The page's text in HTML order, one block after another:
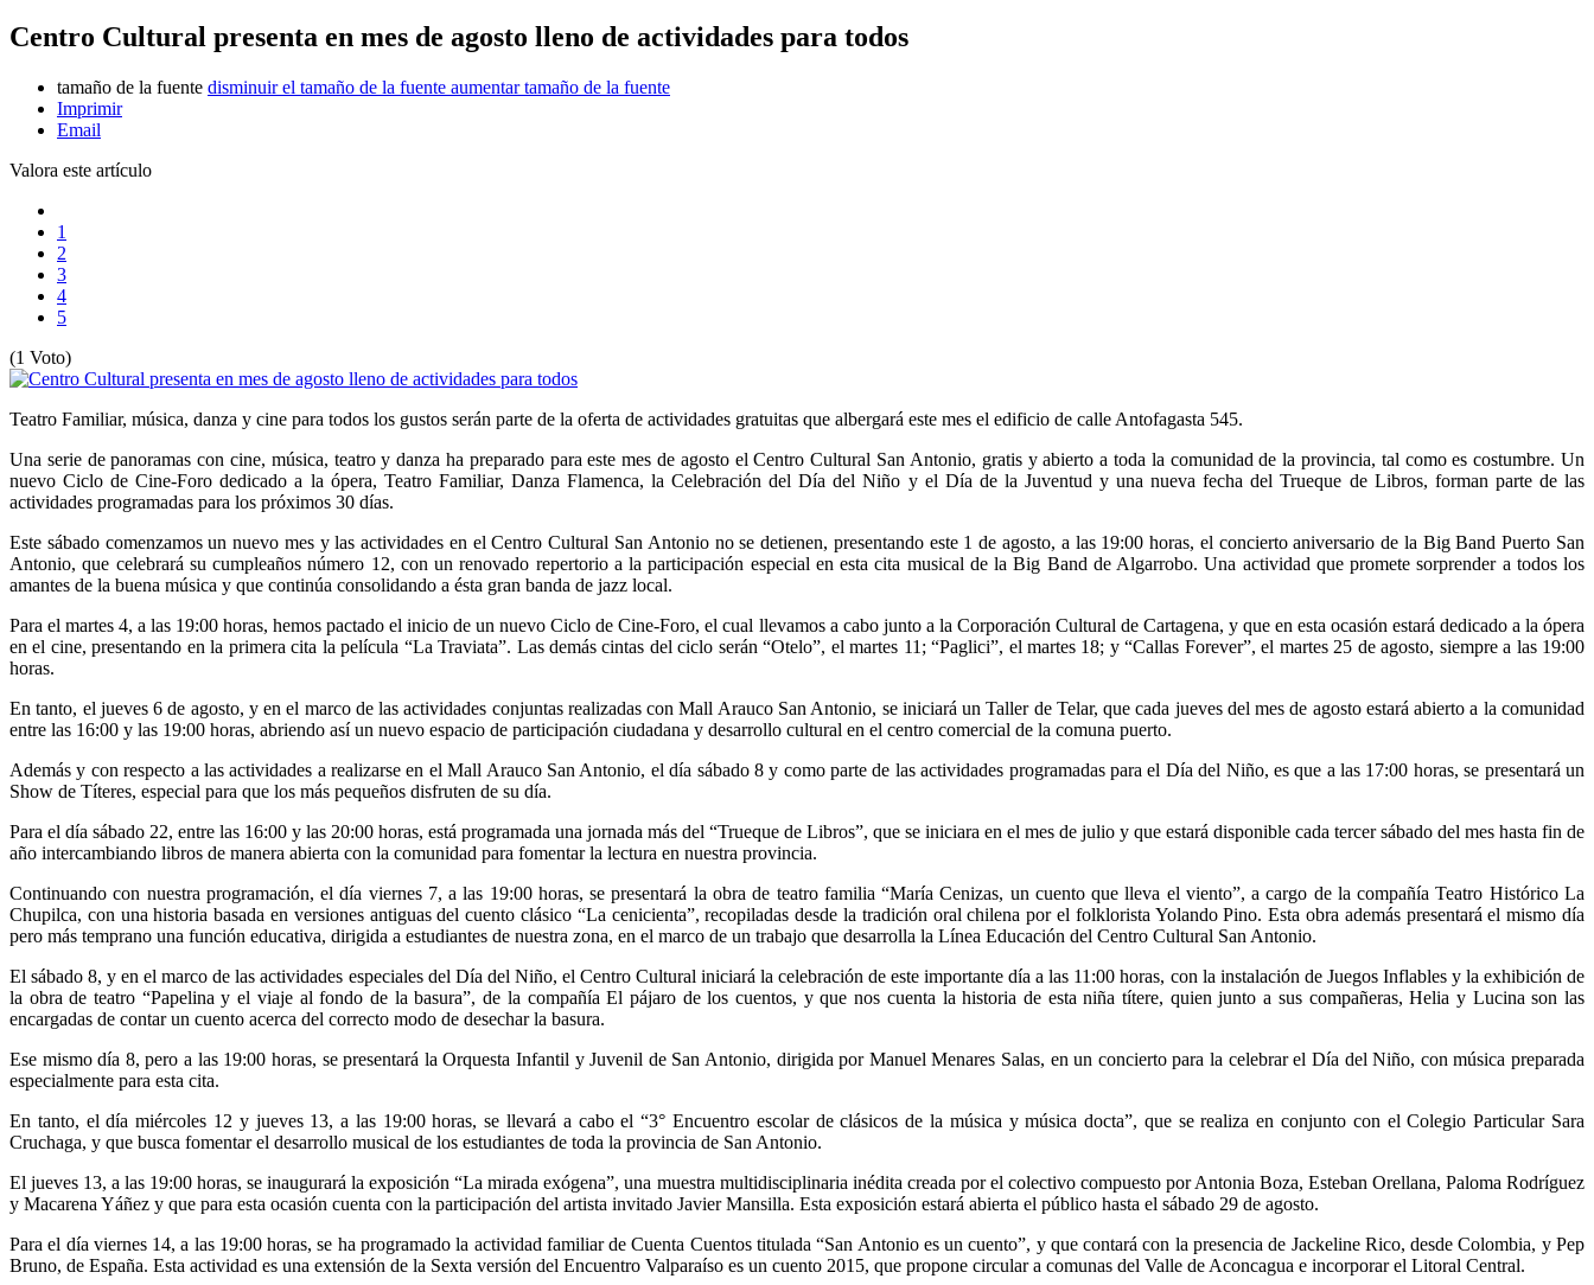
Centro Cultural presenta en mes de agosto lleno de actividades para todos
tamaño de la fuente disminuir el tamaño de la fuente aumentar tamaño de la fuente
Imprimir
Email
Valora este artículo
1
2
3
4
5
(1 Voto)
Teatro Familiar, música, danza y cine para todos los gustos serán parte de la oferta de actividades gratuitas que albergará este mes el edificio de calle Antofagasta 545.
Una serie de panoramas con cine, música, teatro y danza ha preparado para este mes de agosto el Centro Cultural San Antonio, gratis y abierto a toda la comunidad de la provincia, tal como es costumbre. Un
nuevo Ciclo de Cine-Foro dedicado a la ópera, Teatro Familiar, Danza Flamenca, la Celebración del Día del Niño y el Día de la Juventud y una nueva fecha del Trueque de Libros, forman parte de las
actividades programadas para los próximos 30 días.
Este sábado comenzamos un nuevo mes y las actividades en el Centro Cultural San Antonio no se detienen, presentando este 1 de agosto, a las 19:00 horas, el concierto aniversario de la Big Band Puerto San
Antonio, que celebrará su cumpleaños número 12, con un renovado repertorio a la participación especial en esta cita musical de la Big Band de Algarrobo. Una actividad que promete sorprender a todos los
amantes de la buena música y que continúa consolidando a ésta gran banda de jazz local.
Para el martes 4, a las 19:00 horas, hemos pactado el inicio de un nuevo Ciclo de Cine-Foro, el cual llevamos a cabo junto a la Corporación Cultural de Cartagena, y que en esta ocasión estará dedicado a la ópera
en el cine, presentando en la primera cita la película “La Traviata”. Las demás cintas del ciclo serán “Otelo”, el martes 11; “Paglici”, el martes 18; y “Callas Forever”, el martes 25 de agosto, siempre a las 19:00
horas.
En tanto, el jueves 6 de agosto, y en el marco de las actividades conjuntas realizadas con Mall Arauco San Antonio, se iniciará un Taller de Telar, que cada jueves del mes de agosto estará abierto a la comunidad
entre las 16:00 y las 19:00 horas, abriendo así un nuevo espacio de participación ciudadana y desarrollo cultural en el centro comercial de la comuna puerto.
Además y con respecto a las actividades a realizarse en el Mall Arauco San Antonio, el día sábado 8 y como parte de las actividades programadas para el Día del Niño, es que a las 17:00 horas, se presentará un
Show de Títeres, especial para que los más pequeños disfruten de su día.
Para el día sábado 22, entre las 16:00 y las 20:00 horas, está programada una jornada más del “Trueque de Libros”, que se iniciara en el mes de julio y que estará disponible cada tercer sábado del mes hasta fin de
año intercambiando libros de manera abierta con la comunidad para fomentar la lectura en nuestra provincia.
Continuando con nuestra programación, el día viernes 7, a las 19:00 horas, se presentará la obra de teatro familia “María Cenizas, un cuento que lleva el viento”, a cargo de la compañía Teatro Histórico La
Chupilca, con una historia basada en versiones antiguas del cuento clásico “La cenicienta”, recopiladas desde la tradición oral chilena por el folklorista Yolando Pino. Esta obra además presentará el mismo día
pero más temprano una función educativa, dirigida a estudiantes de nuestra zona, en el marco de un trabajo que desarrolla la Línea Educación del Centro Cultural San Antonio.
El sábado 8, y en el marco de las actividades especiales del Día del Niño, el Centro Cultural iniciará la celebración de este importante día a las 11:00 horas, con la instalación de Juegos Inflables y la exhibición de
la obra de teatro “Papelina y el viaje al fondo de la basura”, de la compañía El pájaro de los cuentos, y que nos cuenta la historia de esta niña títere, quien junto a sus compañeras, Helia y Lucina son las
encargadas de contar un cuento acerca del correcto modo de desechar la basura.
Ese mismo día 8, pero a las 19:00 horas, se presentará la Orquesta Infantil y Juvenil de San Antonio, dirigida por Manuel Menares Salas, en un concierto para la celebrar el Día del Niño, con música preparada
especialmente para esta cita.
En tanto, el día miércoles 12 y jueves 13, a las 19:00 horas, se llevará a cabo el “3° Encuentro escolar de clásicos de la música y música docta”, que se realiza en conjunto con el Colegio Particular Sara
Cruchaga, y que busca fomentar el desarrollo musical de los estudiantes de toda la provincia de San Antonio.
El jueves 13, a las 19:00 horas, se inaugurará la exposición “La mirada exógena”,una muestra multidisciplinaria inédita creada por el colectivo compuesto por Antonia Boza, Esteban Orellana, Paloma Rodríguez
y Macarena Yáñez y que para esta ocasión cuenta con la participación del artista invitado Javier Mansilla. Esta exposición estará abierta el público hasta el sábado 29 de agosto.
Para el día viernes 14, a las 19:00 horas, se ha programado la actividad familiar de Cuenta Cuentos titulada “San Antonio es un cuento”, y que contará con la presencia de Jackeline Rico, desde Colombia, y Pep
Bruno, de España. Esta actividad es una extensión de la Sexta versión del Encuentro Valparaíso es un cuento 2015, que propone circular a comunas del Valle de Aconcagua e incorporar el Litoral Central.